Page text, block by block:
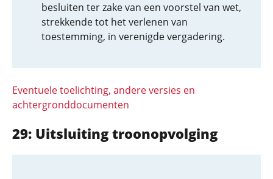
besluiten ter zake van een voorstel van wet,
strekkende tot het verlenen van
toestemming, in verenigde vergadering.
Eventuele toelichting, andere versies en
achtergronddocumenten
29: Uitsluiting troonopvolging